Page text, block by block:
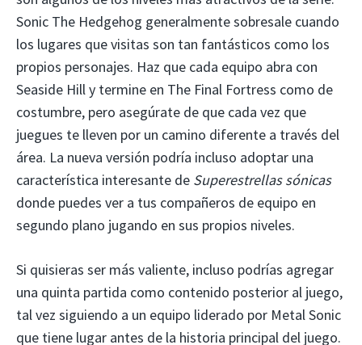
Sonic The Hedgehog generalmente sobresale cuando
los lugares que visitas son tan fantásticos como los
propios personajes. Haz que cada equipo abra con
Seaside Hill y termine en The Final Fortress como de
costumbre, pero asegúrate de que cada vez que
juegues te lleven por un camino diferente a través del
área. La nueva versión podría incluso adoptar una
característica interesante de Superestrellas sónicas
donde puedes ver a tus compañeros de equipo en
segundo plano jugando en sus propios niveles.
Si quisieras ser más valiente, incluso podrías agregar
una quinta partida como contenido posterior al juego,
tal vez siguiendo a un equipo liderado por Metal Sonic
que tiene lugar antes de la historia principal del juego.